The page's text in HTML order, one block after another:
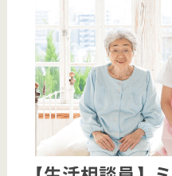
サイトマップ 利用規約
プライバシーポリシー 運営会社
採用ご担当者様へ お知らせ
看護師の求人・転職なら
『クリックジョブ看護』